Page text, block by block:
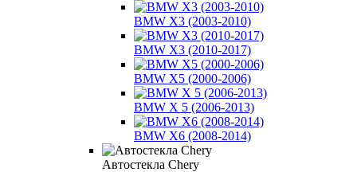
BMW X3 (2003-2010)
BMW X3 (2010-2017)
BMW X5 (2000-2006)
BMW X 5 (2006-2013)
BMW X6 (2008-2014)
Автостекла Chery